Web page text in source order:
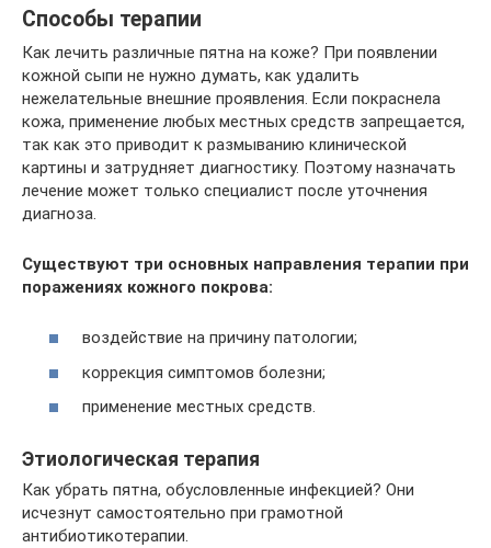
Способы терапии
Как лечить различные пятна на коже? При появлении
кожной сыпи не нужно думать, как удалить
нежелательные внешние проявления. Если покраснела
кожа, применение любых местных средств запрещается,
так как это приводит к размыванию клинической
картины и затрудняет диагностику. Поэтому назначать
лечение может только специалист после уточнения
диагноза.
Существуют три основных направления терапии при
поражениях кожного покрова:
воздействие на причину патологии;
коррекция симптомов болезни;
применение местных средств.
Этиологическая терапия
Как убрать пятна, обусловленные инфекцией? Они
исчезнут самостоятельно при грамотной
антибиотикотерапии.